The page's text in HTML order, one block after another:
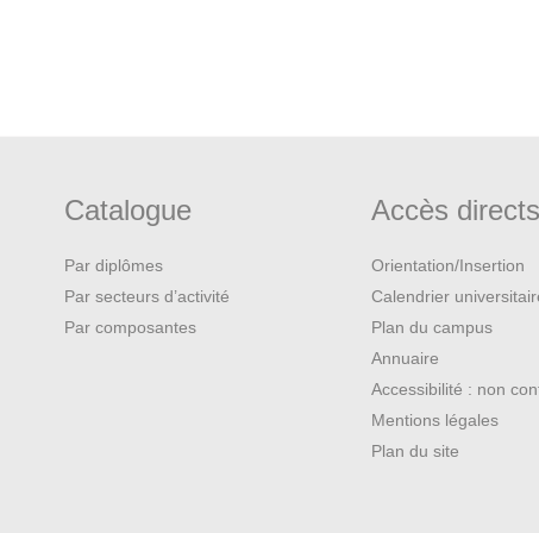
arabes
Catalogue
Par diplômes
Par secteurs d’activité
Par composantes
Accès
Orientation/Insertion
Calendrier
Plan du campus
Annuaire
Accessibilité : non
Mentions légales
Plan du site